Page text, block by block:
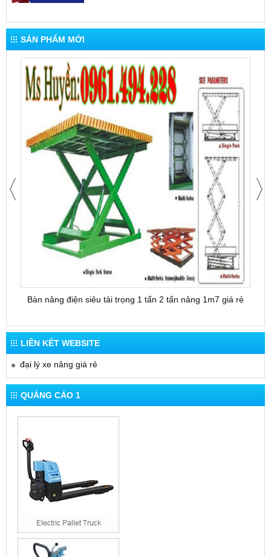
SẢN PHẨM MỚI
Bàn nâng điện siêu tải trọng 1 tấn 2 tấn nâng 1m7 giá rẻ
LIÊN KẾT WEBSITE
đại lý xe nâng giá rẻ
QUẢNG CÁO 1